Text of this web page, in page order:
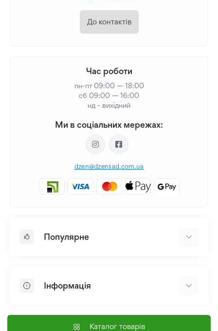
До контактів
Час роботи
пн-пт 09:00 — 18:00
сб 09:00 — 16:00
нд - вихідний
Ми в соціальних мережах:
dzen@dzensad.com.ua
Популярне
Лілія
Насіння
Інформація
Доставка і оплата
Каталог товарів